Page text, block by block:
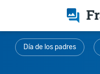
Día de los padres